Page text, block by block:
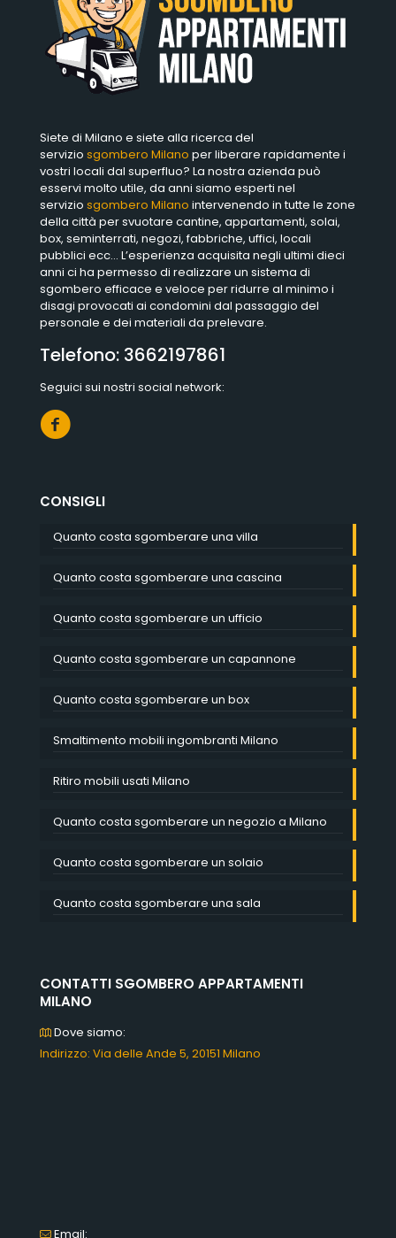
Siete di Milano e siete alla ricerca del
servizio sgombero Milano per liberare rapidamente i
vostri locali dal superfluo? La nostra azienda può
esservi molto utile, da anni siamo esperti nel
servizio sgombero Milano intervenendo in tutte le zone
della città per svuotare cantine, appartamenti, solai,
box, seminterrati, negozi, fabbriche, uffici, locali
pubblici ecc… L’esperienza acquisita negli ultimi dieci
anni ci ha permesso di realizzare un sistema di
sgombero efficace e veloce per ridurre al minimo i
disagi provocati ai condomini dal passaggio del
personale e dei materiali da prelevare.
Telefono: 3662197861
Seguici sui nostri social network:
CONSIGLI
Quanto costa sgomberare una villa
Quanto costa sgomberare una cascina
Quanto costa sgomberare un ufficio
Quanto costa sgomberare un capannone
Quanto costa sgomberare un box
Smaltimento mobili ingombranti Milano
Ritiro mobili usati Milano
Quanto costa sgomberare un negozio a Milano
Quanto costa sgomberare un solaio
Quanto costa sgomberare una sala
CONTATTI SGOMBERO APPARTAMENTI
MILANO
Dove siamo:
Indirizzo: Via delle Ande 5, 20151 Milano
Email: